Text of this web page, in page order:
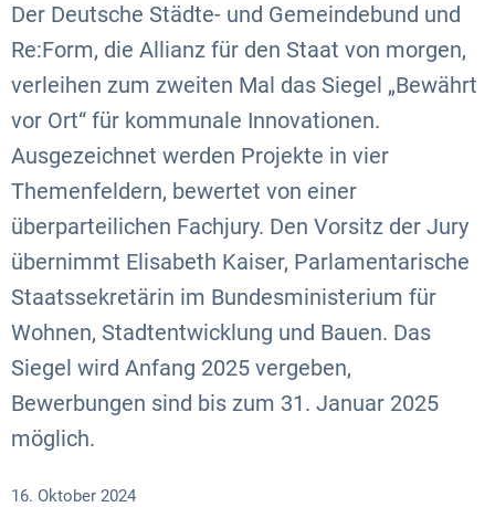
Der Deutsche Städte- und Gemeindebund und
Re:Form, die Allianz für den Staat von morgen,
verleihen zum zweiten Mal das Siegel „Bewährt
vor Ort“ für kommunale Innovationen.
Ausgezeichnet werden Projekte in vier
Themenfeldern, bewertet von einer
überparteilichen Fachjury. Den Vorsitz der Jury
übernimmt Elisabeth Kaiser, Parlamentarische
Staatssekretärin im Bundesministerium für
Wohnen, Stadtentwicklung und Bauen. Das
Siegel wird Anfang 2025 vergeben,
Bewerbungen sind bis zum 31. Januar 2025
möglich.
16. Oktober 2024